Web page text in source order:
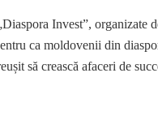
Invest”, organizate
ca moldovenii din
să crească afaceri de